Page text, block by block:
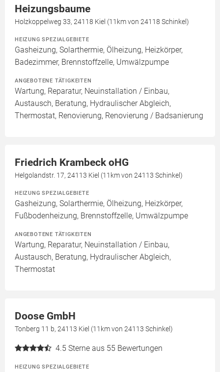
Heizungsbaume
Holzkoppelweg 33, 24118 Kiel (11km von 24118 Schinkel)
HEIZUNG SPEZIALGEBIETE
Gasheizung, Solarthermie, Ölheizung, Heizkörper,
Badezimmer, Brennstoffzelle, Umwälzpumpe
ANGEBOTENE TÄTIGKEITEN
Wartung, Reparatur, Neuinstallation / Einbau,
Austausch, Beratung, Hydraulischer Abgleich,
Thermostat, Renovierung, Renovierung / Badsanierung
Friedrich Krambeck oHG
Helgolandstr. 17, 24113 Kiel (11km von 24113 Schinkel)
HEIZUNG SPEZIALGEBIETE
Gasheizung, Solarthermie, Ölheizung, Heizkörper,
Fußbodenheizung, Brennstoffzelle, Umwälzpumpe
ANGEBOTENE TÄTIGKEITEN
Wartung, Reparatur, Neuinstallation / Einbau,
Austausch, Beratung, Hydraulischer Abgleich,
Thermostat
Doose GmbH
Tonberg 11 b, 24113 Kiel (11km von 24113 Schinkel)
4.5 Sterne aus 55 Bewertungen
HEIZUNG SPEZIALGEBIETE